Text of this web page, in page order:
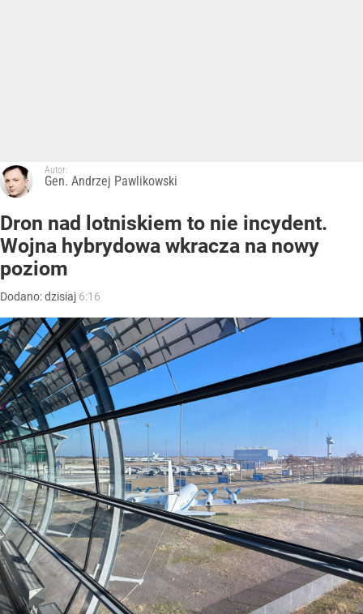
Autor:
Gen. Andrzej Pawlikowski
Dron nad lotniskiem to nie incydent.
Wojna hybrydowa wkracza na nowy
poziom
Dodano:dzisiaj 6:16